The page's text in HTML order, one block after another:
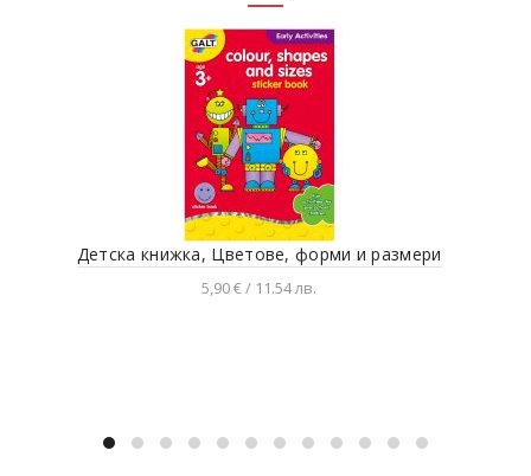
Детска книжка, Цветове, форми и размери
5,90 € / 11.54 лв.